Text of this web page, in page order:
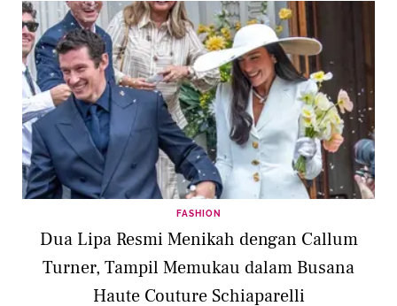
FASHION
Dua Lipa Resmi Menikah dengan Callum
Turner, Tampil Memukau dalam Busana
Haute Couture Schiaparelli